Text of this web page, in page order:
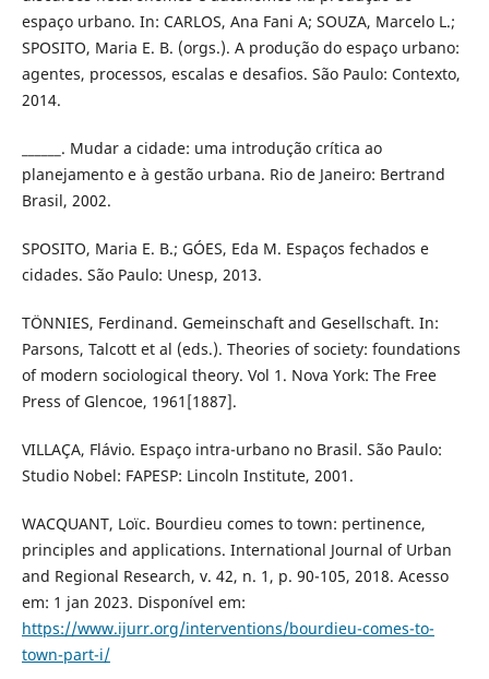
espaço urbano. In: CARLOS, Ana Fani A; SOUZA, Marcelo L.;
SPOSITO, Maria E. B. (orgs.). A produção do espaço urbano:
agentes, processos, escalas e desafios. São Paulo: Contexto,
2014.
______. Mudar a cidade: uma introdução crítica ao
planejamento e à gestão urbana. Rio de Janeiro: Bertrand
Brasil, 2002.
SPOSITO, Maria E. B.; GÓES, Eda M. Espaços fechados e
cidades. São Paulo: Unesp, 2013.
TÖNNIES, Ferdinand. Gemeinschaft and Gesellschaft. In:
Parsons, Talcott et al (eds.). Theories of society: foundations
of modern sociological theory. Vol 1. Nova York: The Free
Press of Glencoe, 1961[1887].
VILLAÇA, Flávio. Espaço intra-urbano no Brasil. São Paulo:
Studio Nobel: FAPESP: Lincoln Institute, 2001.
WACQUANT, Loïc. Bourdieu comes to town: pertinence,
principles and applications. International Journal of Urban
and Regional Research, v. 42, n. 1, p. 90-105, 2018. Acesso
em: 1 jan 2023. Disponível em:
https://www.ijurr.org/interventions/bourdieu-comes-to-
town-part-i/